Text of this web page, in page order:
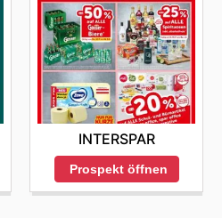
INTERSPAR
Prospekt öffnen